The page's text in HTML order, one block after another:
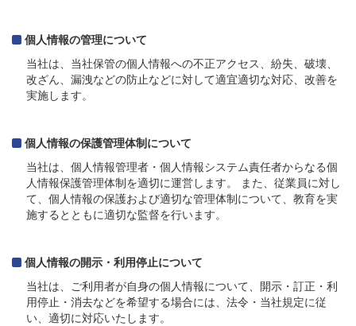
個人情報の管理について
当社は、当社保管の個人情報への不正アクセス、紛失、破壊、
改ざん、漏洩などの防止などに対して適宜適切な対応、改善を
実施します。
個人情報の保護管理体制について
当社は、個人情報管理者・個人情報システム責任者からなる個
人情報保護管理体制を適切に運営します。 また、従業員に対し
て、個人情報の保護および適切な管理体制について、教育を実
施するとともに適切な監督を行います。
個人情報の開示・利用停止について
当社は、ご利用者が自身の個人情報について、開示・訂正・利
用停止・消去などを希望する場合には、法令・当社規定に従
い、適切に対応いたします。